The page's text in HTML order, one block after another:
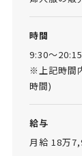
時間
9:30～20:15
※上記時間
時間)
給与
月給 18万